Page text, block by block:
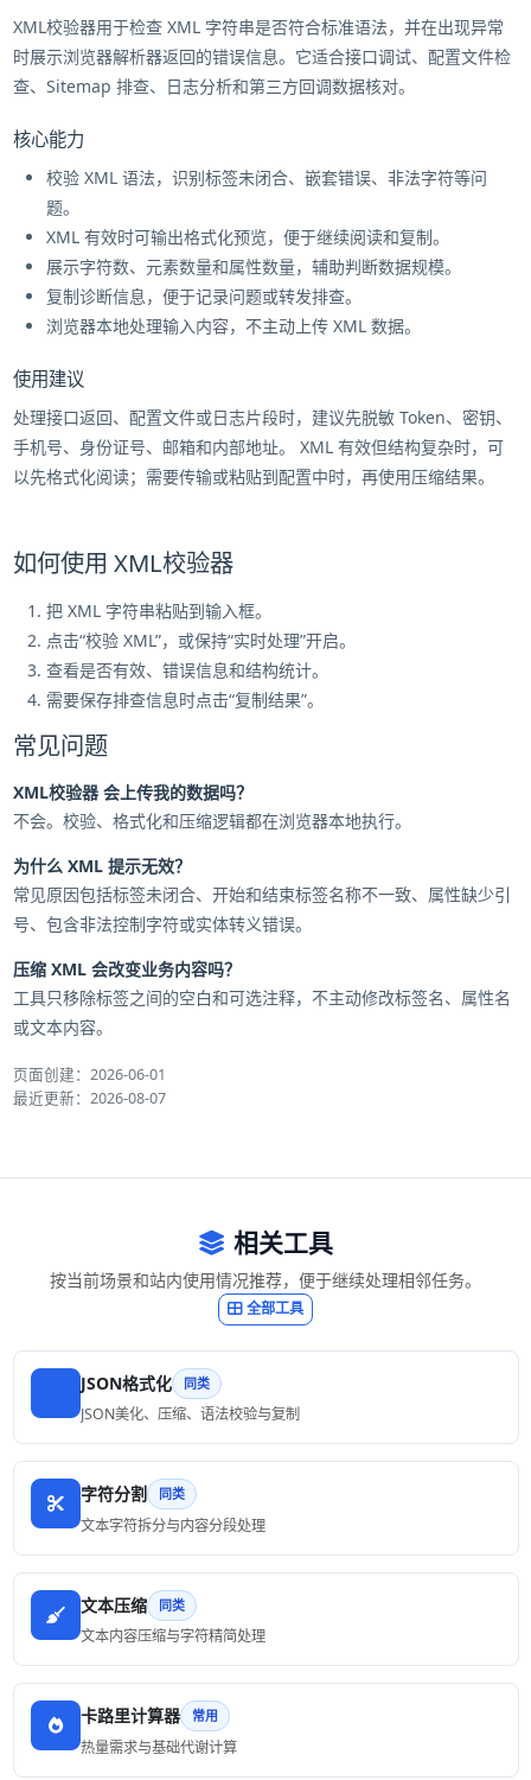
XML校验器用于检查 XML 字符串是否符合标准语法，并在出现异常
时展示浏览器解析器返回的错误信息。它适合接口调试、配置文件检
查、Sitemap 排查、日志分析和第三方回调数据核对。
核心能力
校验 XML 语法，识别标签未闭合、嵌套错误、非法字符等问
题。
XML 有效时可输出格式化预览，便于继续阅读和复制。
展示字符数、元素数量和属性数量，辅助判断数据规模。
复制诊断信息，便于记录问题或转发排查。
浏览器本地处理输入内容，不主动上传 XML 数据。
使用建议
处理接口返回、配置文件或日志片段时，建议先脱敏 Token、密钥、
手机号、身份证号、邮箱和内部地址。 XML 有效但结构复杂时，可
以先格式化阅读；需要传输或粘贴到配置中时，再使用压缩结果。
如何使用 XML校验器
把 XML 字符串粘贴到输入框。
点击“校验 XML”，或保持“实时处理”开启。
查看是否有效、错误信息和结构统计。
需要保存排查信息时点击“复制结果”。
常见问题
XML校验器 会上传我的数据吗？
不会。校验、格式化和压缩逻辑都在浏览器本地执行。
为什么 XML 提示无效？
常见原因包括标签未闭合、开始和结束标签名称不一致、属性缺少引
号、包含非法控制字符或实体转义错误。
压缩 XML 会改变业务内容吗？
工具只移除标签之间的空白和可选注释，不主动修改标签名、属性名
或文本内容。
页面创建：2026-06-01
最近更新：2026-08-07
相关工具
按当前场景和站内使用情况推荐，便于继续处理相邻任务。
全部工具
JSON格式化 同类
JSON美化、压缩、语法校验与复制
字符分割 同类
文本字符拆分与内容分段处理
文本压缩 同类
文本内容压缩与字符精简处理
卡路里计算器 常用
热量需求与基础代谢计算